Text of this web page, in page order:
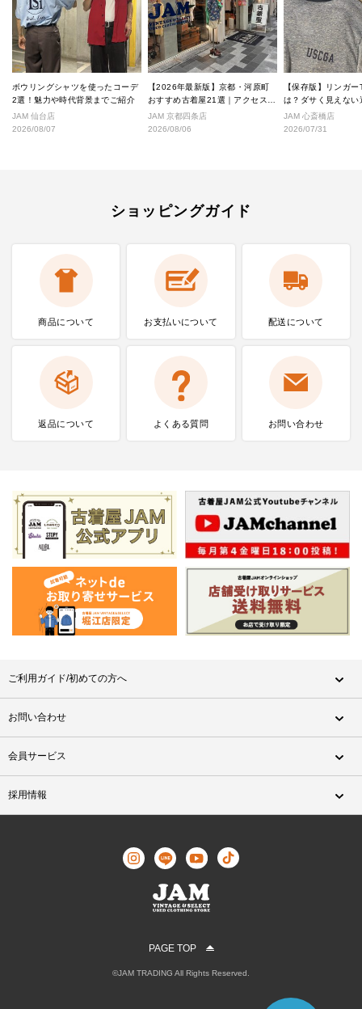
ボウリングシャツを使ったコーデ
2選！魅力や時代背景までご紹介
JAM 仙台店
2026/08/07
【2026年最新版】京都・河原町
おすすめ古着屋21選｜アクセス良
好な絶対行くべきショップ厳選！
JAM 京都四条店
2026/08/06
【保存版】リンガ
は？ダサく見えない
なし完全ガイド
JAM 心斎橋店
2026/07/31
ショッピングガイド
商品について お支払いについて 配送について
返品について よくある質問 お問い合わせ
ご利用ガイド/初めての方へ
お問い合わせ
会員サービス
採用情報
PAGE TOP
©JAM TRADING All Rights Reserved.